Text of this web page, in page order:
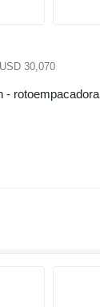
30,070
- rotoempacadora